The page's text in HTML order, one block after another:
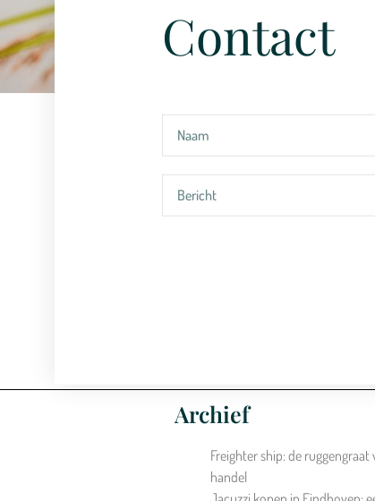
Contact
Archief
Freighter ship: de
handel